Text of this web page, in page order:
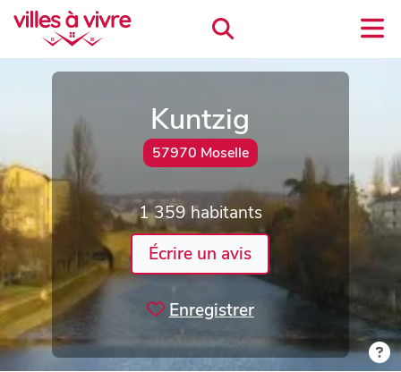
Kuntzig
57970 Moselle
1 359 habitants
Écrire un avis
Enregistrer